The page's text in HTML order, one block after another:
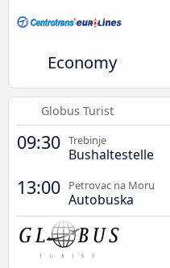
Economy
Globus Turist
09:30 Trebinje
Bushaltestelle
13:00 Petrovac na Moru
Autobuska